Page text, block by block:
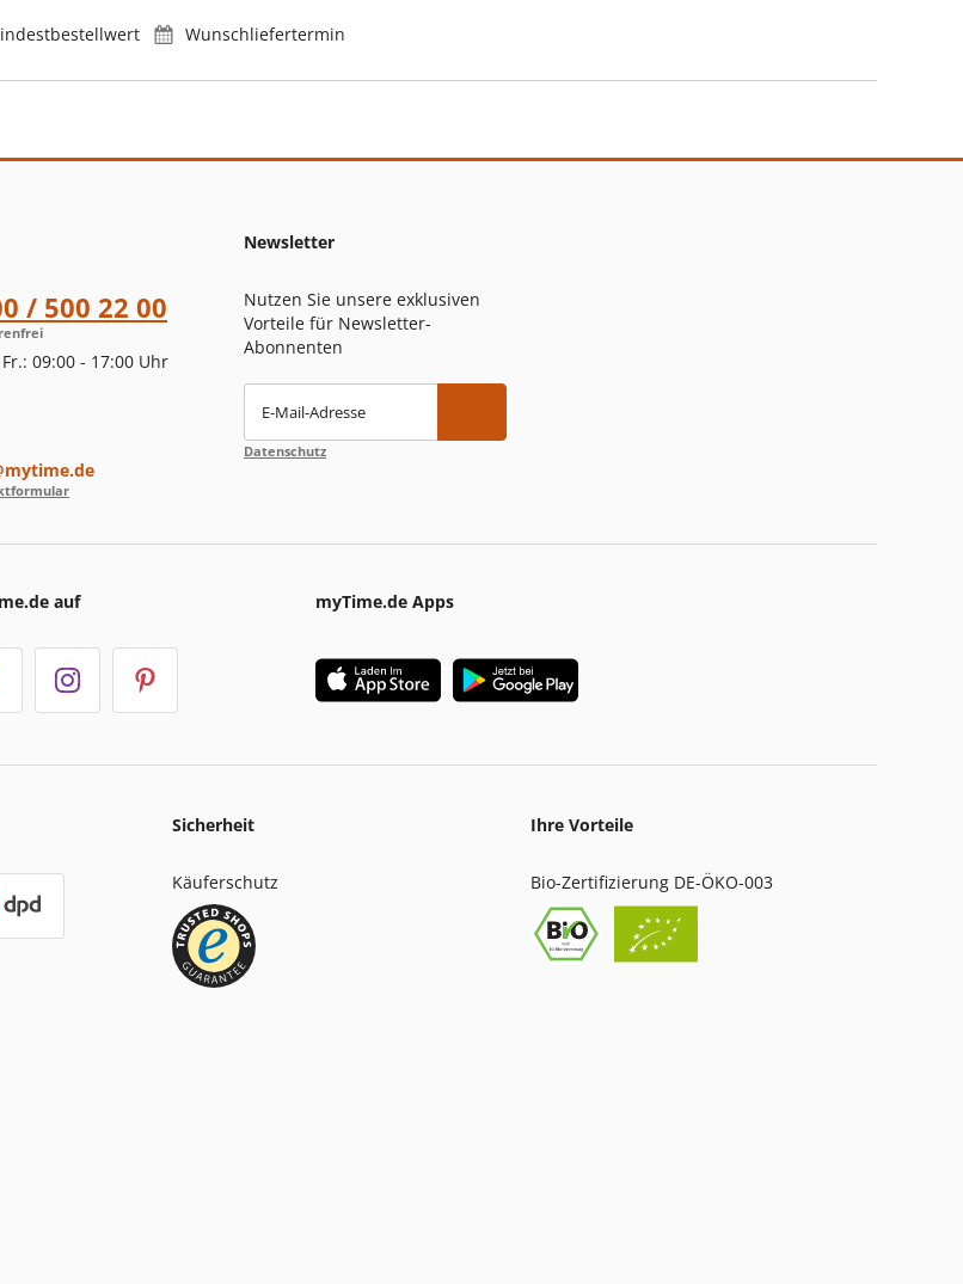
Wunschliefertermin
/ 500 22 00
09:00 - 17:00 Uhr
Newsletter
Nutzen Sie unsere exklusiven
Vorteile für Newsletter-
Abonnenten
E-Mail-Adresse
Datenschutz
auf myTime.de Apps
Sicherheit
Käuferschutz
Ihre Vorteile
Bio-Zertifizierung DE-ÖKO-003